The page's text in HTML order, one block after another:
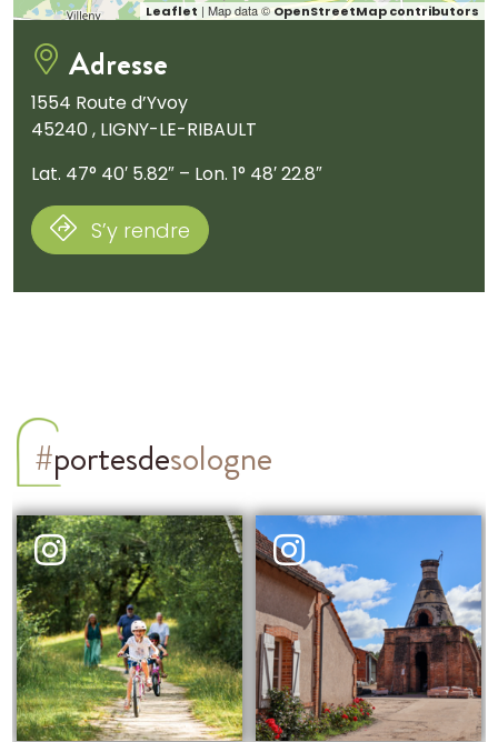
Leaflet | Map data © OpenStreetMap contributors
Adresse
1554 Route d’Yvoy
45240 , LIGNY-LE-RIBAULT
Lat. 47° 40′ 5.82″ – Lon. 1° 48′ 22.8″
S’y rendre
#portesdesologne